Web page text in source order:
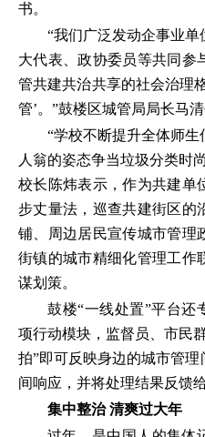
书。
“我们广泛发动企事业
大代表、政协委员等共同参
管共建共治共享的社会治理
管’。”鼓楼区城管局局长马清
“学校不断提升全体师
人翁的姿态争当垃圾分类时
校长陈炜表示，作为共建单
步丈量法，巡查共建街区的
铺、周边居民宣传城市管理
街镇的城市精细化管理工作
谋划策。
鼓楼“一线处置”平台还
项行动模块，监督员、市民
拍”即可反映身边的城市管
间响应，并将处理结果反馈给
集中整治 清爽过大年